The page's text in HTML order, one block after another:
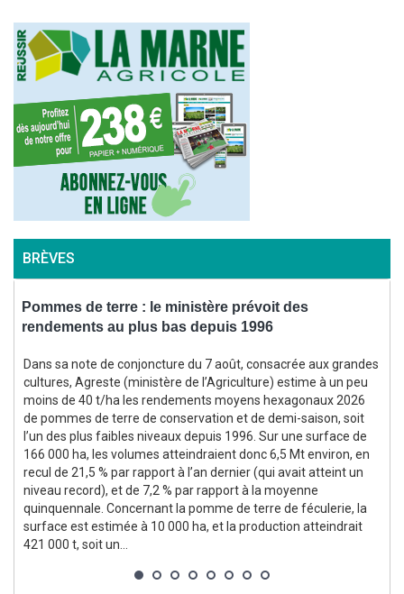
BRÈVES
Pommes de terre : le ministère prévoit des
rendements au plus bas depuis 1996
Dans sa note de conjoncture du 7 août, consacrée aux grandes
cultures, Agreste (ministère de l’Agriculture) estime à un peu
moins de 40 t/ha les rendements moyens hexagonaux 2026
de pommes de terre de conservation et de demi-saison, soit
l’un des plus faibles niveaux depuis 1996. Sur une surface de
166 000 ha, les volumes atteindraient donc 6,5 Mt environ, en
recul de 21,5 % par rapport à l’an dernier (qui avait atteint un
niveau record), et de 7,2 % par rapport à la moyenne
quinquennale. Concernant la pomme de terre de féculerie, la
surface est estimée à 10 000 ha, et la production atteindrait
421 000 t, soit un...